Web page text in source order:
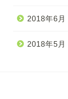
2018年6月
2018年5月